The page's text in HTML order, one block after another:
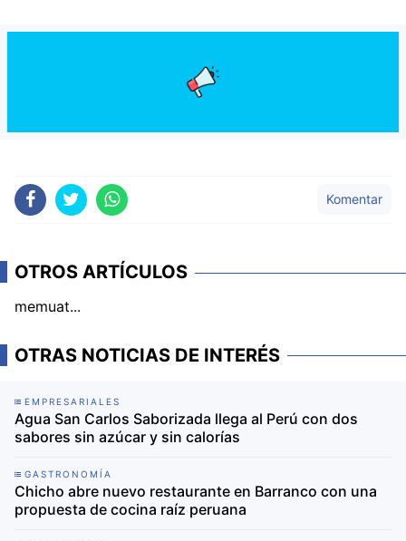
Komentar
OTROS ARTÍCULOS
memuat...
OTRAS NOTICIAS DE INTERÉS
EMPRESARIALES
Agua San Carlos Saborizada llega al Perú con dos
sabores sin azúcar y sin calorías
GASTRONOMÍA
Chicho abre nuevo restaurante en Barranco con una
propuesta de cocina raíz peruana